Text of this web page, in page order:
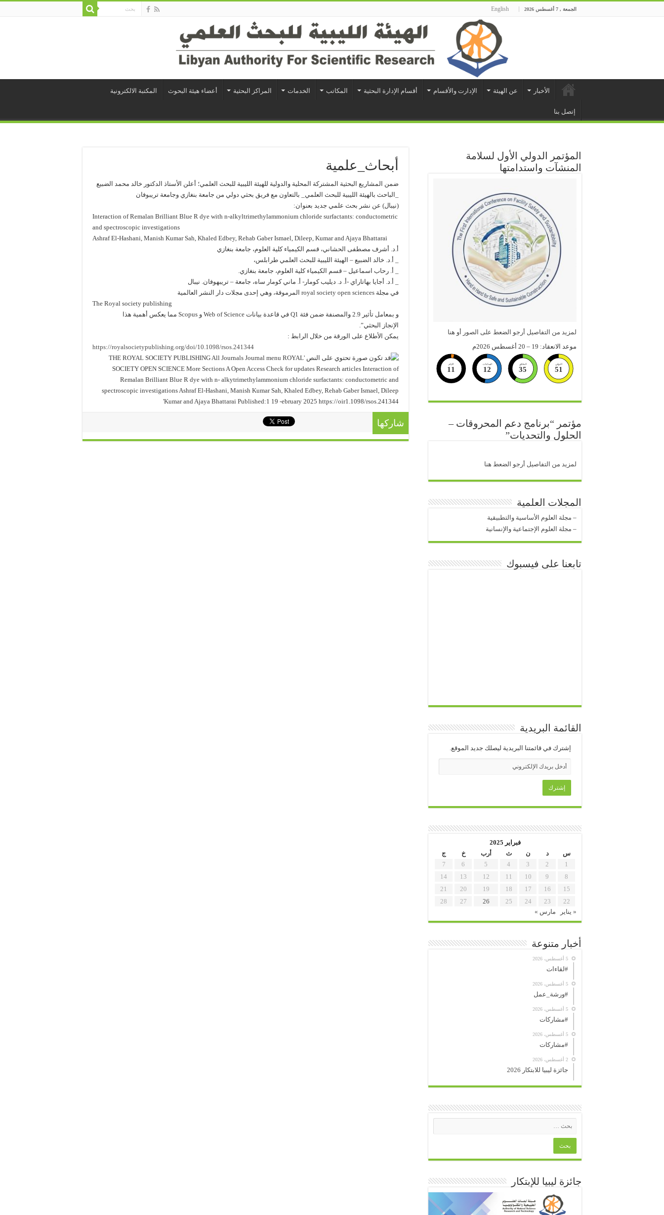
الجمعة , 7 أغسطس 2026 English
الأخبار عن الهيئة الإدارت والأقسام أقسام الإدارة البحثية المكاتب الخدمات المراكز البحثية أعضاء هيئة البحوث المكتبة الالكترونية
إتصل بنا
أبحاث_علمية
ضمن المشاريع البحثية المشتركة المحلية والدولية للهيئة الليبية للبحث العلمي؛ أعلن الأستاذ الدكتور خالد محمد الضبيع
_الباحث بالهيئة الليبية للبحث العلمي_ بالتعاون مع فريق بحثي دولي من جامعة بنغازي وجامعة تريبوفان
(نيبال) عن نشر بحث علمي جديد بعنوان:
Interaction of Remalan Brilliant Blue R dye with n-alkyltrimethylammonium chloride surfactants: conductometric
and spectroscopic investigations
Ashraf El-Hashani, Manish Kumar Sah, Khaled Edbey, Rehab Gaber Ismael, Dileep, Kumar and Ajaya Bhattarai
أ.د. أشرف مصطفى الحشاني، قسم الكيمياء كلية العلوم، جامعة بنغازي
_ أ.د. خالد الضبيع – الهيئة الليبية للبحث العلمي طرابلس،
_ أ. رحاب اسماعيل – قسم الكيمياء كلية العلوم، جامعة بنغازي.
_ أ.د. أجايا بهاتاراي -أ. د. ديليب كومار- أ. ماني كومار ساه، جامعة – تريبهوفان. نيبال
في مجلة royal society open sciences المرموقة، وهي إحدى مجلات دار النشر العالمية
The Royal society publishing
و بمعامل تأثير 2.9 والمصنفة ضمن فئة Q1 في قاعدة بيانات Web of Science و Scopus مما يعكس أهمية هذا
الإنجاز البحثي”.
يمكن الأطلاع على الورقة من خلال الرابط :
https://royalsocietypublishing.org/doi/10.1098/rsos.241344
شاركها
المؤتمر الدولي الأول لسلامة
المنشآت واستدامتها
لمزيد من التفاصيل أرجو الضعط على الصور أو هنا
موعد الانعقاد: 19 – 20 أغسطس 2026م
الايام
11
الساعات
12
الدقائق
35
الثواني
50
مؤتمر “برنامج دعم المحروقات –
الحلول والتحديات”
لمزيد من التفاصيل أرجو الضعط هنا
المجلات العلمية
– مجلة العلوم الأساسية والتطبيقية
– مجلة العلوم الإجتماعية والإنسانية
تابعنا على فيسبوك
القائمة البريدية
إشترك في قائمتنا البريدية ليصلك جديد الموقع.
فبراير 2025
س
د ن ث أرب خ
ج
1
2
3
4
5
6
7
8
9
10
11
12
13
14
15
16
17
18
19
20
21
22
23
24
25
26
27
28
« يناير
مارس »
أخبار متنوعة
5 أغسطس، 2026
#لقاءات
5 أغسطس، 2026
#ورشة_عمل
5 أغسطس، 2026
#مشاركات
5 أغسطس، 2026
#مشاركات
2 أغسطس، 2026
جائزة ليبيا للابتكار 2026
جائزة ليبيا للإبتكار